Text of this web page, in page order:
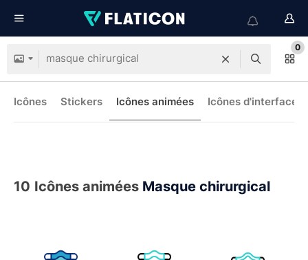
0
Icônes Stickers Icônes animées Icônes d'interface
10 Icônes animées Masque chirurgical